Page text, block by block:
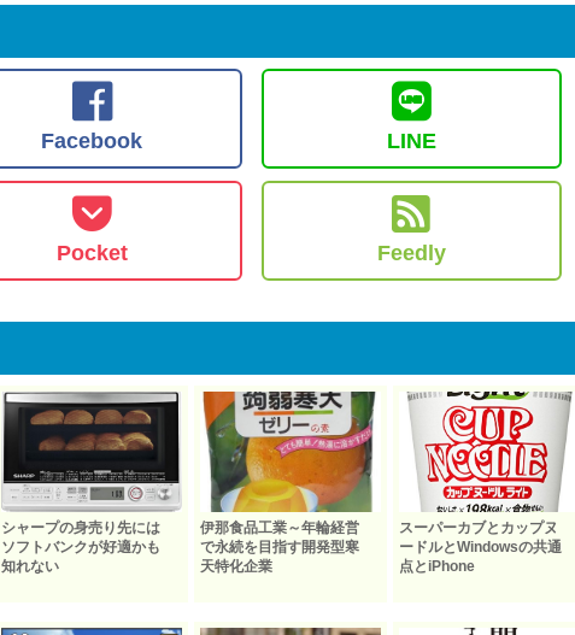
Facebook LINE
Pocket Feedly
シャープの身売り先には
ソフトバンクが好適かも
知れない
伊那食品工業～年輪経営
で永続を目指す開発型寒
天特化企業
スーパーカブとカップヌ
ードルとWindowsの共通
点とiPhone